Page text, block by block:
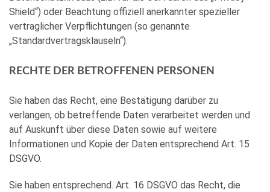
Shield“) oder Beachtung offiziell anerkannter spezieller
vertraglicher Verpflichtungen (so genannte
„Standardvertragsklauseln“).
RECHTE DER BETROFFENEN PERSONEN
Sie haben das Recht, eine Bestätigung darüber zu
verlangen, ob betreffende Daten verarbeitet werden und
auf Auskunft über diese Daten sowie auf weitere
Informationen und Kopie der Daten entsprechend Art. 15
DSGVO.
Sie haben entsprechend. Art. 16 DSGVO das Recht, die